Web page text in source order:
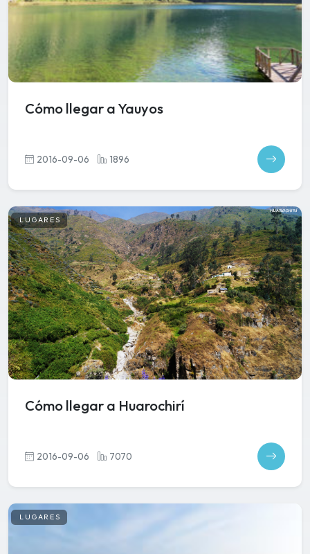
Cómo llegar a Yauyos
2016-09-06 1896
LUGARES
Cómo llegar a Huarochirí
2016-09-06 7070
LUGARES